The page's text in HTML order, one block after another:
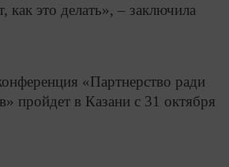
как это делать», – заключила
«Партнерство ради
пройдет в Казани с 31 октября